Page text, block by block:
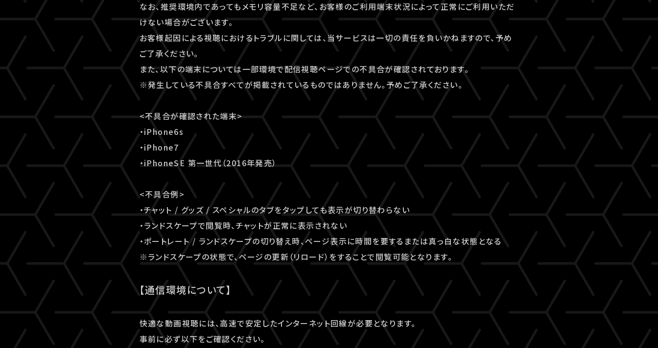
なお、推奨環境内であってもメモリ容量不足など、お客様のご利用端末状況によって正常にご利用いただ
けない場合がございます。
お客様起因による視聴におけるトラブルに関しては、当サービスは一切の責任を負いかねますので、予め
ご了承ください。
また、以下の端末については一部環境で配信視聴ページでの不具合が確認されております。
※発生している不具合すべてが掲載されているものではありません。予めご了承ください。
<不具合が確認された端末>
・iPhone6s
・iPhone7
・iPhoneSE 第一世代（2016年発売）
<不具合例>
・チャット / グッズ / スペシャルのタブをタップしても表示が切り替わらない
・ランドスケープで閲覧時、チャットが正常に表示されない
・ポートレート / ランドスケープの切り替え時、ページ表示に時間を要するまたは真っ白な状態となる
※ランドスケープの状態で、ページの更新（リロード）をすることで閲覧可能となります。
【通信環境について】
快適な動画視聴には、高速で安定したインターネット回線が必要となります。
事前に必ず以下をご確認ください。